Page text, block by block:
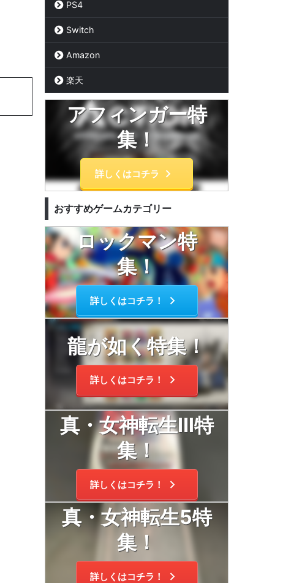
PS4
Switch
Amazon
楽天
アフィンガー特
集！
詳しくはコチラ
おすすめゲームカテゴリー
ロックマン特
集！
詳しくはコチラ！
龍が如く特集！
詳しくはコチラ！
真・女神転生Ⅲ特
集！
詳しくはコチラ！
真・女神転生5特
集！
詳しくはコチラ！